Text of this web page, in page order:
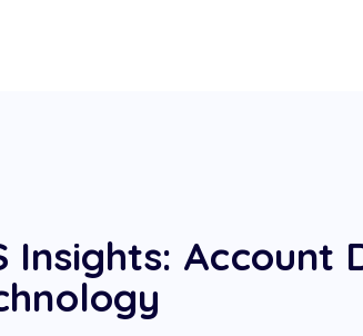
Insights: Account